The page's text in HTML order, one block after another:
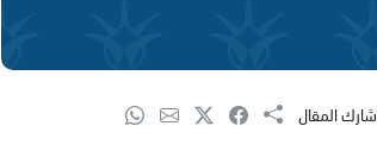
شارك المقال